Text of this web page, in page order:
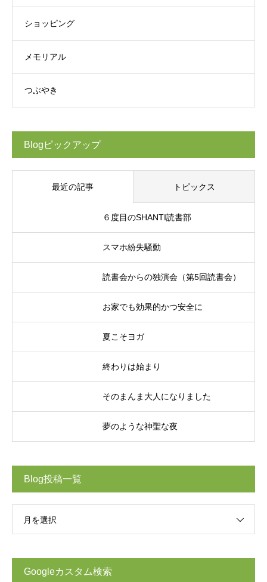
ショッピング
メモリアル
つぶやき
Blogピックアップ
最近の記事 トピックス
６度目のSHANTI読書部
スマホ紛失騒動
読書会からの独演会（第5回読書会）
お家でも効果的かつ安全に
夏こそヨガ
終わりは始まり
そのまんま大人になりました
夢のような神聖な夜
Blog投稿一覧
月を選択
Googleカスタム検索